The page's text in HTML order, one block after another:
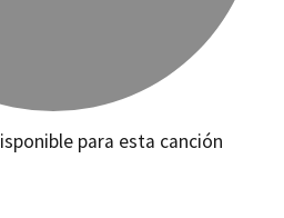
para esta canción